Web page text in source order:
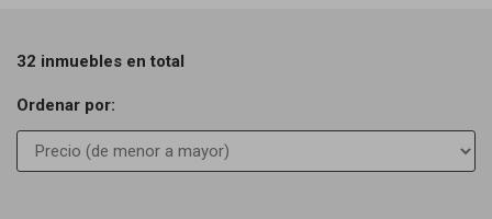
32 inmuebles en total
Ordenar por: